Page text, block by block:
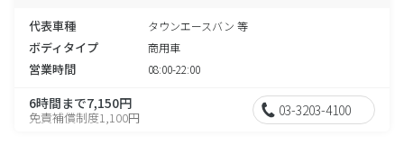
代表車種 タウンエースバン 等
ボディタイプ 商用車
営業時間 08:00-22:00
6時間まで7,150円
免責補償制度1,100円 03-3203-4100